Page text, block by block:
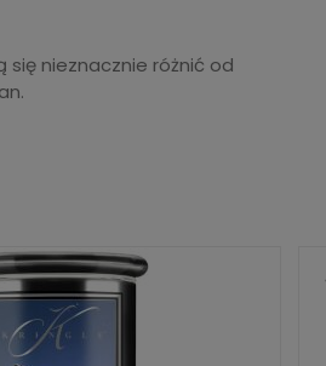
nieznacznie różnić od